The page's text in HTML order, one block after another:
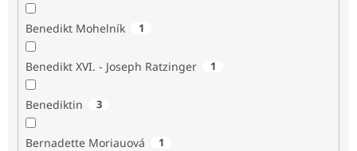
Benedikt Mohelník 1
Benedikt XVI. - Joseph Ratzinger 1
Benediktin 3
Bernadette Moriauová 1